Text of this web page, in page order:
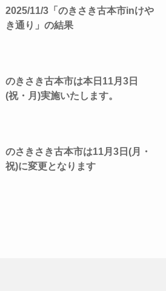
2025/11/3「のきさき古本市inけや
き通り」の結果
のきさき古本市は本日11月3日
(祝・月)実施いたします。
のさきさき古本市は11月3日(月・
祝)に変更となります